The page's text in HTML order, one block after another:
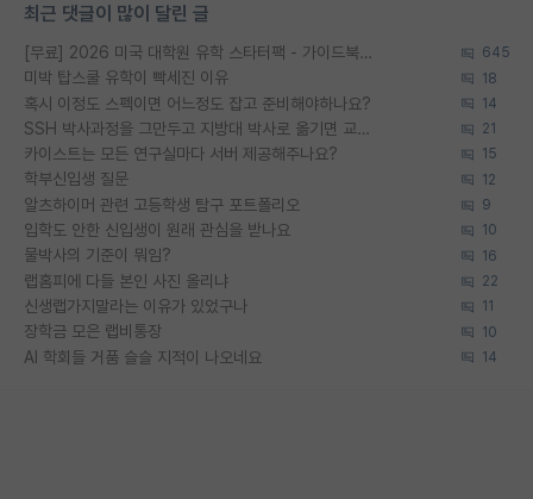
최근 댓글이 많이 달린 글
[무료] 2026 미국 대학원 유학 스타터팩 - 가이드북 & 합격자 컨택메일 템플릿 645
미박 탑스쿨 유학이 빡세진 이유 18
혹시 이정도 스펙이면 어느정도 잡고 준비해야하나요? 14
SSH 박사과정을 그만두고 지방대 박사로 옮기면 교수의 꿈은 끝일까요? 21
카이스트는 모든 연구실마다 서버 제공해주나요? 15
학부신입생 질문 12
알츠하이머 관련 고등학생 탐구 포트폴리오 9
입학도 안한 신입생이 원래 관심을 받나요 10
물박사의 기준이 뭐임? 16
랩홈피에 다들 본인 사진 올리냐 22
신생랩가지말라는 이유가 있었구나 11
장학금 모은 랩비통장 10
AI 학회들 거품 슬슬 지적이 나오네요 14